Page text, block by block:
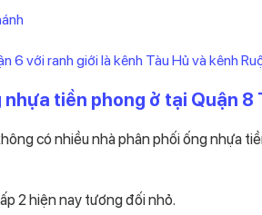
6 với ranh giới là kênh Tàu Hủ và kênh
tiền phong ở tại Quận 8
có nhiều nhà phân phối ống nhựa
2 hiện nay tương đối nhỏ.